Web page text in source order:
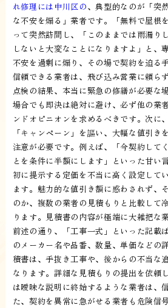
れ修理には中川区の、典型的なのが「突
な不安を煽る」業者です。「無料で屋根
って突然訪問し、「このままでは雨漏り
しないと大変なことになりますよ」と、
不安を過剰に煽り、その場で契約を迫る
信頼できる業者は、飛び込み営業に頼ら
点検の結果、本当に緊急の修繕が必要な
場合でも即決は絶対に避け、必ず他の業
ンドオピニオンを求めるべきです。次に
「キャンペーン」を謳い、大幅な値引き
注意が必要です。例えば、「今契約して
とを条件に半額にします」といった甘い
初に提示する定価を不当に高く設定して
ます。魅力的な値引き額に惑わされず、
のか、複数の業者の見積もりと比較して
ります。見積書の内容が極端に大雑把な
前述の通り、「工事一式」といった記載
のメーカー名や品番、数量、単価などの
積書は、手抜き工事や、後からの不当な
なります。詳細な見積もりの提出を依頼
は曖昧な説明に終始するような業者は、
た、契約を異常に急がせる業者も危険信